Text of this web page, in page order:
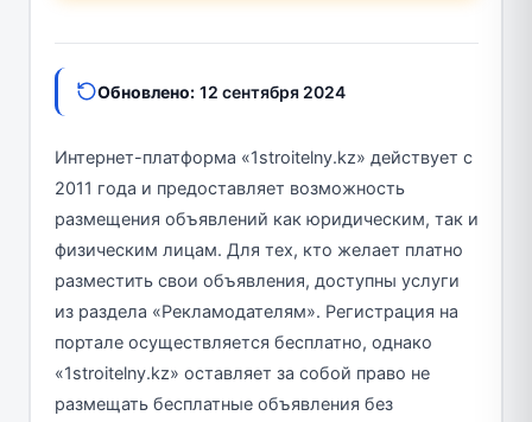
Обновлено: 12 сентября 2024
Интернет-платформа «1stroitelny.kz» действует с
2011 года и предоставляет возможность
размещения объявлений как юридическим, так и
физическим лицам. Для тех, кто желает платно
разместить свои объявления, доступны услуги
из раздела «Рекламодателям». Регистрация на
портале осуществляется бесплатно, однако
«1stroitelny.kz» оставляет за собой право не
размещать бесплатные объявления без